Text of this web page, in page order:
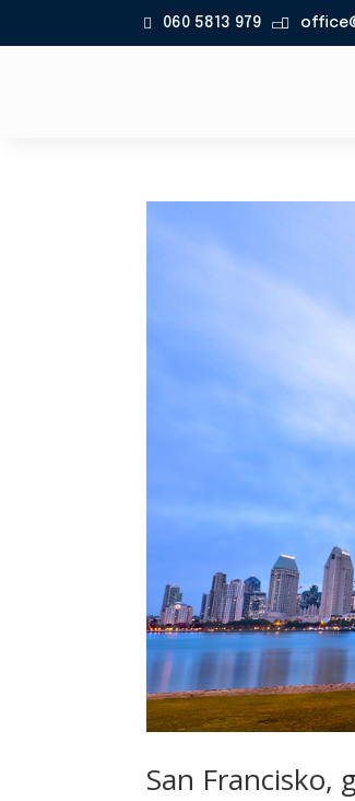
060 5813 979 
San Francisko,